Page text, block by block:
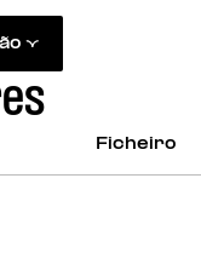
Ficheiro